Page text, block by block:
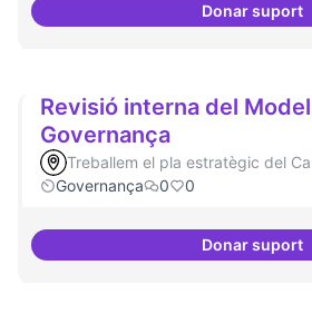
Donar suport
Artistes
Revisió interna del
Governança
Treballem el pla estratègic del
Governança
0 0
Donar suport
Revisió